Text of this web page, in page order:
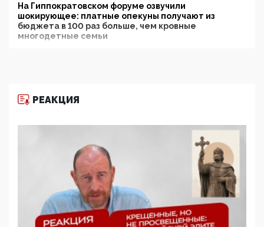
На Гиппократовском форуме озвучили
шокирующее: платные опекуны получают из
бюджета в 100 раз больше, чем кровные
многодетные семьи
11:53, 09 Июня 2026
деятельность ИИТО ЮНЕСКО в России, но
цифроглобалисты продолжают определять
повестку в образовании
09:43, 01 Июня 2026
5G за счет здоровья граждан: Минцифры намерено
отобрать у регионов и муниципалитетов право
защищать жилые дома и социальные объекты от
РЕАКЦИЯ